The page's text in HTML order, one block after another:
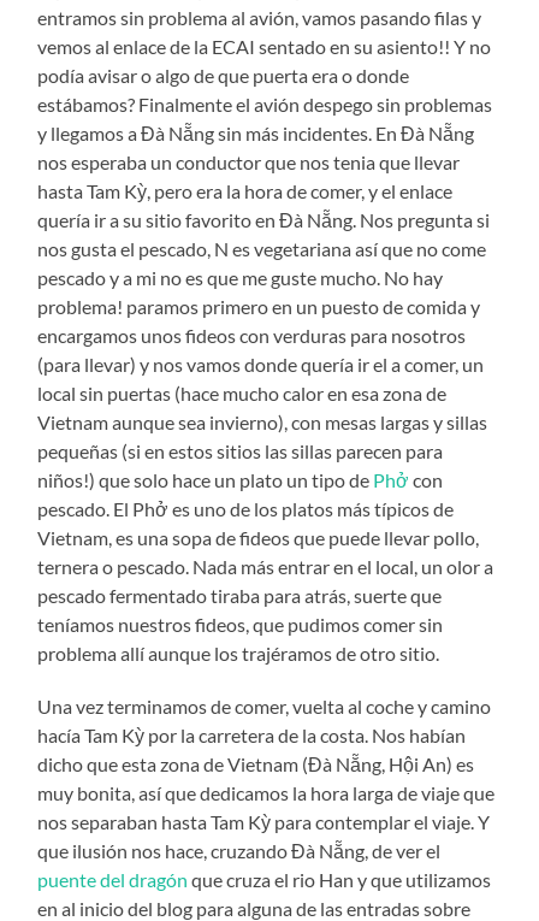
entramos sin problema al avión, vamos pasando filas y
vemos al enlace de la ECAI sentado en su asiento!! Y no
podía avisar o algo de que puerta era o donde
estábamos? Finalmente el avión despego sin problemas
y llegamos a Đà Nẵng sin más incidentes. En Đà Nẵng
nos esperaba un conductor que nos tenia que llevar
hasta Tam Kỳ, pero era la hora de comer, y el enlace
quería ir a su sitio favorito en Đà Nẵng. Nos pregunta si
nos gusta el pescado, N es vegetariana así que no come
pescado y a mi no es que me guste mucho. No hay
problema! paramos primero en un puesto de comida y
encargamos unos fideos con verduras para nosotros
(para llevar) y nos vamos donde quería ir el a comer, un
local sin puertas (hace mucho calor en esa zona de
Vietnam aunque sea invierno), con mesas largas y sillas
pequeñas (si en estos sitios las sillas parecen para
niños!) que solo hace un plato un tipo de Phở con
pescado. El Phở es uno de los platos más típicos de
Vietnam, es una sopa de fideos que puede llevar pollo,
ternera o pescado. Nada más entrar en el local, un olor a
pescado fermentado tiraba para atrás, suerte que
teníamos nuestros fideos, que pudimos comer sin
problema allí aunque los trajéramos de otro sitio.
Una vez terminamos de comer, vuelta al coche y camino
hacía Tam Kỳ por la carretera de la costa. Nos habían
dicho que esta zona de Vietnam (Đà Nẵng, Hội An) es
muy bonita, así que dedicamos la hora larga de viaje que
nos separaban hasta Tam Kỳ para contemplar el viaje. Y
que ilusión nos hace, cruzando Đà Nẵng, de ver el
puente del dragón que cruza el rio Han y que utilizamos
en al inicio del blog para alguna de las entradas sobre